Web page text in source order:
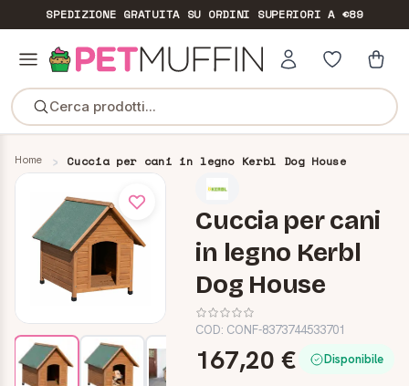
SPEDIZIONE GRATUITASU ORDINI SUPERIORI A €89
Cerca prodotti...
Home Cuccia per cani in legno Kerbl Dog House
Cuccia per cani
in legno Kerbl
Dog House
COD: CONF-8373744533701
167,20 € Disponibile